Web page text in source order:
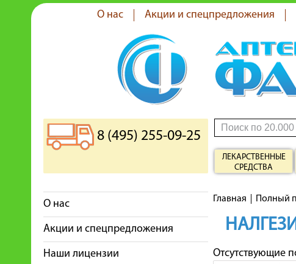
О нас Акции и спецпредложения
8 (495) 255-09-25
ЛЕКАРСТВЕННЫЕ
СРЕДСТВА
О нас
Акции и спецпредложения
Наши лицензии
Главная Полный
Отсутствующие